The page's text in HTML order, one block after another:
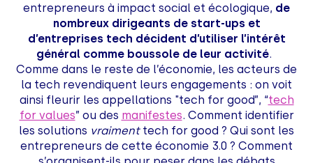
entrepreneurs à impact social et écologique, de
nombreux dirigeants de start-ups et
d’entreprises tech décident d’utiliser l’intérêt
général comme boussole de leur activité.
Comme dans le reste de l’économie, les acteurs de
la tech revendiquent leurs engagements : on voit
ainsi fleurir les appellations "tech for good”, “tech
for values” ou des manifestes. Comment identifier
les solutions vraiment tech for good ? Qui sont les
entrepreneurs de cette économie 3.0 ? Comment